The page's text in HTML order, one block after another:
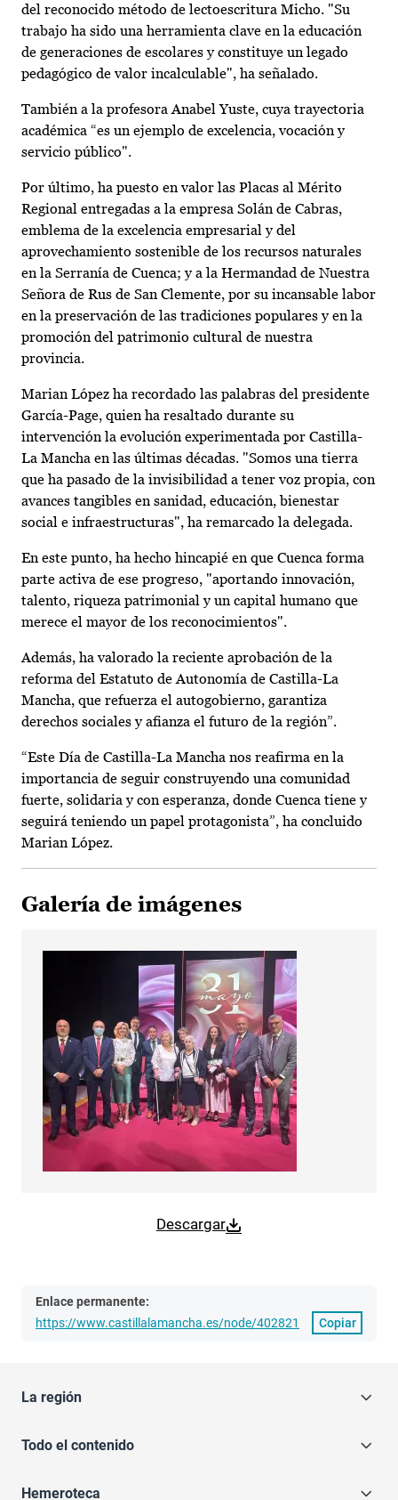
del reconocido método de lectoescritura Micho. "Su
trabajo ha sido una herramienta clave en la educación
de generaciones de escolares y constituye un legado
pedagógico de valor incalculable", ha señalado.
También a la profesora Anabel Yuste, cuya trayectoria
académica “es un ejemplo de excelencia, vocación y
servicio público".
Por último, ha puesto en valor las Placas al Mérito
Regional entregadas a la empresa Solán de Cabras,
emblema de la excelencia empresarial y del
aprovechamiento sostenible de los recursos naturales
en la Serranía de Cuenca; y a la Hermandad de Nuestra
Señora de Rus de San Clemente, por su incansable labor
en la preservación de las tradiciones populares y en la
promoción del patrimonio cultural de nuestra
provincia.
Marian López ha recordado las palabras del presidente
García-Page, quien ha resaltado durante su
intervención la evolución experimentada por Castilla-
La Mancha en las últimas décadas. "Somos una tierra
que ha pasado de la invisibilidad a tener voz propia, con
avances tangibles en sanidad, educación, bienestar
social e infraestructuras", ha remarcado la delegada.
En este punto, ha hecho hincapié en que Cuenca forma
parte activa de ese progreso, "aportando innovación,
talento, riqueza patrimonial y un capital humano que
merece el mayor de los reconocimientos".
Además, ha valorado la reciente aprobación de la
reforma del Estatuto de Autonomía de Castilla-La
Mancha, que refuerza el autogobierno, garantiza
derechos sociales y afianza el futuro de la región”.
“Este Día de Castilla-La Mancha nos reafirma en la
importancia de seguir construyendo una comunidad
fuerte, solidaria y con esperanza, donde Cuenca tiene y
seguirá teniendo un papel protagonista”, ha concluido
Marian López.
Galería de imágenes
Descargar
Enlace permanente:
https://www.castillalamancha.es/node/402821
Copiar
La región
Todo el contenido
Hemeroteca